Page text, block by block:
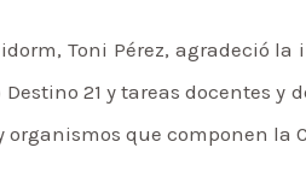
Toni Pérez, agradeció
21 y tareas docentes
organismos que componen la